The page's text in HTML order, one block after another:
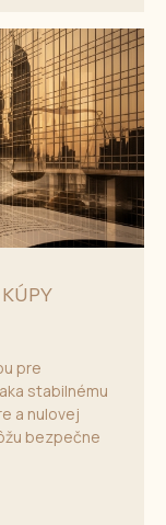
pre
stabilnému
a nulovej
bezpečne